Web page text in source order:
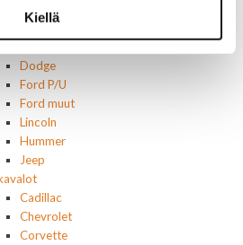
Kiellä
Corvette
Dodge
Ford P/U
Ford muut
Lincoln
Hummer
Jeep
Cadillac
Chevrolet
Corvette